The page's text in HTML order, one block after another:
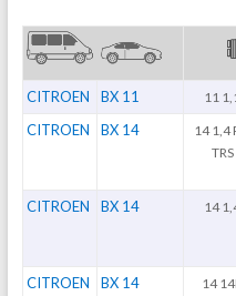
CITROEN
BX 11 11
CITROEN BX 14
14 1,4
TRS
CITROEN BX 14 14
CITROEN BX 14 14